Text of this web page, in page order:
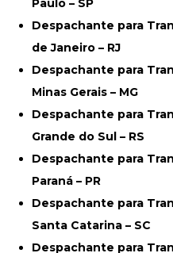
Paulo – SP
Despachante para
de Janeiro – RJ
Despachante para
Minas Gerais – MG
Despachante para
Grande do Sul – RS
Despachante para
Paraná – PR
Despachante para
Santa Catarina – SC
Despachante para